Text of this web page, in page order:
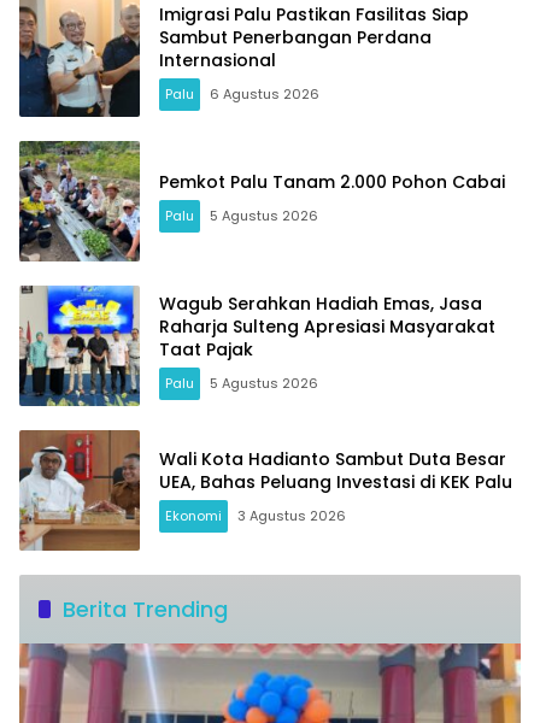
Imigrasi Palu Pastikan Fasilitas Siap
Sambut Penerbangan Perdana
Internasional
Palu 6 Agustus 2026
Pemkot Palu Tanam 2.000 Pohon Cabai
Palu 5 Agustus 2026
Wagub Serahkan Hadiah Emas, Jasa
Raharja Sulteng Apresiasi Masyarakat
Taat Pajak
Palu 5 Agustus 2026
Wali Kota Hadianto Sambut Duta Besar
UEA, Bahas Peluang Investasi di KEK Palu
Ekonomi 3 Agustus 2026
Berita Trending